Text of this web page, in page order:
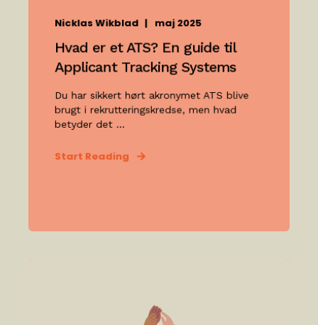
Nicklas Wikblad maj 2025
Hvad er et ATS? En guide til
Applicant Tracking Systems
Du har sikkert hørt akronymet ATS blive
brugt i rekrutteringskredse, men hvad
betyder det ...
Start Reading